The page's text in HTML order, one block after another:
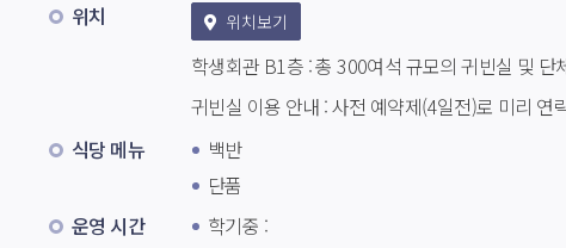
위치 위치보기
학생회관 B1층 : 총 300여석 규모의 귀빈실 및
귀빈실 이용 안내 : 사전 예약제(4일전)로 미리 연
식당 메뉴
백반
단품
운영 시간
학기중 :